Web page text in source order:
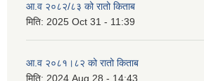
आ.व २०८२/८३ को रातो किताब
मिति: 2025 Oct 31 - 11:39
आ.व २०८१।८२ को रातो किताब
मिति: 2024 Aug 28 - 14:43